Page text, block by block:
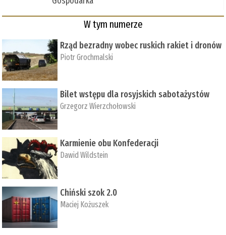
W tym numerze
Rząd bezradny wobec ruskich rakiet i dronów
Piotr Grochmalski
Bilet wstępu dla rosyjskich sabotażystów
Grzegorz Wierzchołowski
Karmienie obu Konfederacji
Dawid Wildstein
Chiński szok 2.0
Maciej Kożuszek